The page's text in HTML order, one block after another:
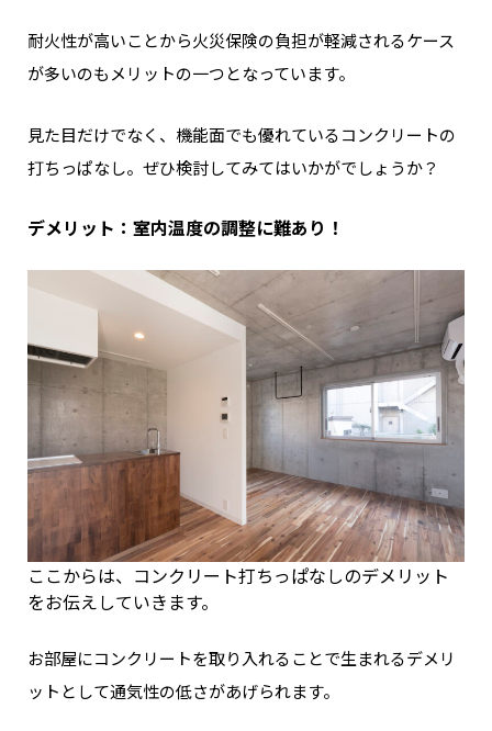
耐火性が高いことから火災保険の負担が軽減されるケース
が多いのもメリットの一つとなっています。
見た目だけでなく、機能面でも優れているコンクリートの
打ちっぱなし。ぜひ検討してみてはいかがでしょうか？
デメリット：室内温度の調整に難あり！
ここからは、コンクリート打ちっぱなしのデメリット
をお伝えしていきます。
お部屋にコンクリートを取り入れることで生まれるデメリ
ットとして通気性の低さがあげられます。